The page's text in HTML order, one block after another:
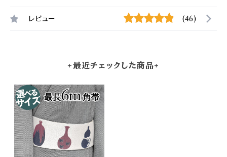
レビュー (46)
+最近チェックした商品+